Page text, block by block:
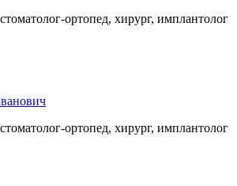
стоматолог-ортопед, хирург, имплантолог
стоматолог-ортопед, хирург, имплантолог